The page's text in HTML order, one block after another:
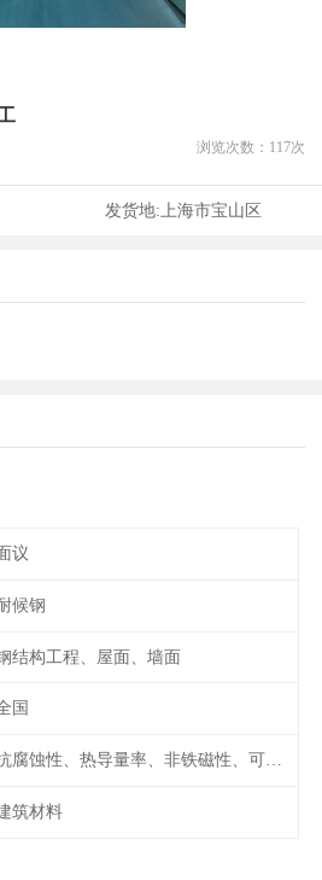
浏览次数： 117次
发货地: 上海市宝山区
议
候钢
结构工程、屋面、墙面
国
抗腐蚀性、热导量率、非铁磁性、可加工性、可成形性、回收性
筑材料